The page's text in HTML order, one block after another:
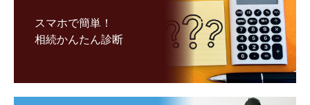
スマホで簡単！
相続かんたん診断